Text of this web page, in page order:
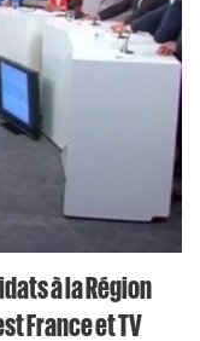
à la Région
France et TV